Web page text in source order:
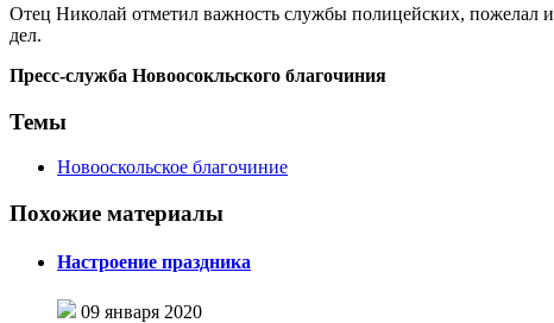
Отец Николай отметил важность службы полицейских, пожелал
дел.
Пресс-служба Новоосокльского благочиния
Темы
Новооскольское благочиние
Похожие материалы
Настроение праздника
09 января 2020